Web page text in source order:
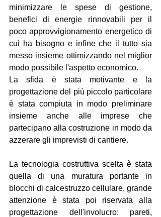
minimizzare le spese di gestione,
benefici di energie rinnovabili per il
poco approvvigionamento energetico di
cui ha bisogno e infine che il tutto sia
messo insieme ottimizzando nel miglior
modo possibile l'aspetto economico.
La sfida è stata motivante e la
progettazione del più piccolo particolare
è stata compiuta in modo preliminare
insieme anche alle imprese che
partecipano alla costruzione in modo da
azzerare gli imprevisti di cantiere.
La tecnologia costruttiva scelta è stata
quella di una muratura portante in
blocchi di calcestruzzo cellulare, grande
attenzione è stata poi riservata alla
progettazione dell'involucro: pareti,